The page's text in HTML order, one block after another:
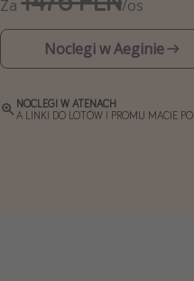
Za /os
Noclegi w Aeginie
NOCLEGI W ATENACH
A LINKI DO LOTÓW I PROMU MACIE